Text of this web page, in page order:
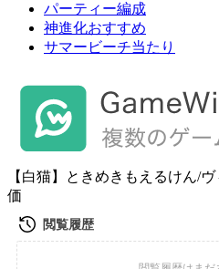
パーティー編成
神進化おすすめ
サマービーチ当たり
【白猫】ときめきもえるけん/
価